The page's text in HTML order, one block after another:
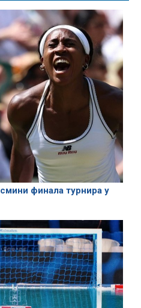
финала турнира у